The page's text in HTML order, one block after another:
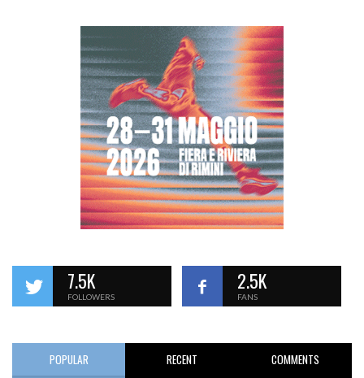
7.5K
FOLLOWERS
2.5K
FANS
POPULAR RECENT COMMENTS